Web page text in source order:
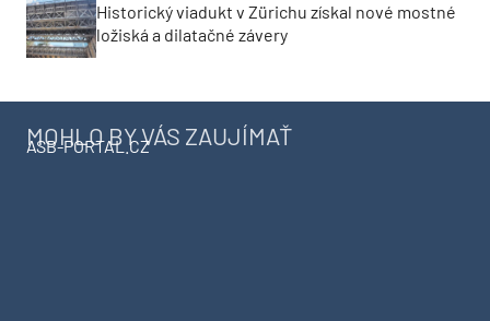
Historický viadukt v Zürichu získal nové mostné
ložiská a dilatačné závery
MOHLO BY VÁS ZAUJÍMAŤ
ASB-PORTAL.CZ